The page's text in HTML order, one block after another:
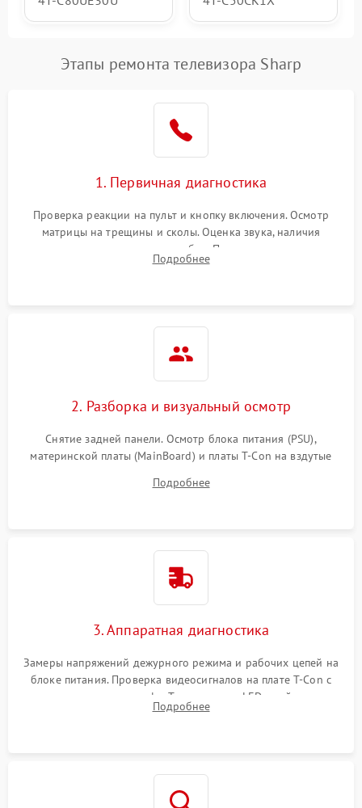
Этапы ремонта телевизора Sharp
1. Первичная диагностика
Проверка реакции на пульт и кнопку включения. Осмотр
матрицы на трещины и сколы. Оценка звука, наличия
подсветки и индикаторов ошибок. Подключение тестовых
источников сигнала для выявления симптомов поломки.
Подробнее
2. Разборка и визуальный осмотр
Снятие задней панели. Осмотр блока питания (PSU),
материнской платы (MainBoard) и платы T-Con на вздутые
Проверка надежности фиксации и целостности шлейфов.
Подробнее
3. Аппаратная диагностика
Замеры напряжений дежурного режима и рабочих цепей на
блоке питания. Проверка видеосигналов на плате T-Con с
помощью осциллографа. Тестирование LED-драйвера и
светодиодных планок подсветки мультиметром.
Подробнее